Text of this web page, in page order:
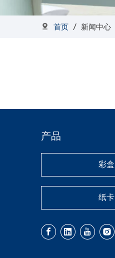
首页 / 新闻中心
产品
彩盒
纸卡